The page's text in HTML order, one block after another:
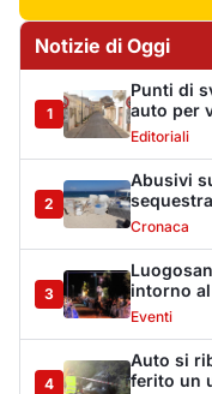
Notizie di Oggi
1
Punti di
auto per
Editoriali
2
Abusivi
Cronaca
3
intorno
Eventi
4
Auto si
ferito un